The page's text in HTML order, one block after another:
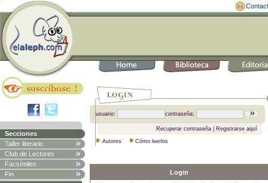
Secciones
Taller literario
Club de Lectores
Facsímiles
Fin
usuario: contraseña:
Recuperar contraseña Registrarse aquí
Autores Cómo leerlos
Login